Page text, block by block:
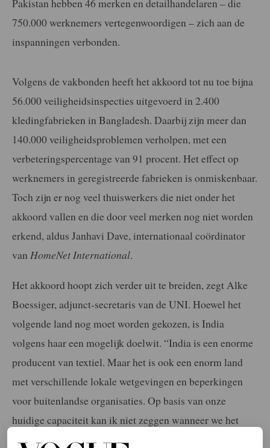
Pakistan hebben 46 merken en detailhandelaren – die
750.000 werknemers vertegenwoordigen – zich aan de
inspanningen verbonden.
Volgens de vakbonden heeft het akkoord tot nu toe bijna
56.000 veiligheidsinspecties uitgevoerd in 2.400
kledingfabrieken in Bangladesh. Daarbij zijn meer dan
140.000 veiligheidsproblemen verholpen, met een
verbeteringspercentage van 91 procent. Het effect op
werknemers in geregistreerde fabrieken is onmiskenbaar.
Toch zijn er nog veel thuiswerkers die niet onder het
akkoord vallen en die door veel merken nog niet worden
erkend, aldus Janhavi Dave, internationaal coördinator
van HomeNet International.
Het akkoord hoopt zich verder uit te breiden, zegt Alke
Boessiger, adjunct-secretaris van de UNI. Hoewel het
volgende land nog moet worden gekozen, is India
volgens haar een mogelijk doelwit. “India is een enorme
producent van textiel. Maar het is ook een enorm land
met verschillende lokale wetgevingen en beperkingen
voor buitenlandse organisaties. Op basis van onze
huidige capaciteit kan ik niet zeggen wanneer we het
akkoord in India zullen uitrollen. Maar het is voor ons